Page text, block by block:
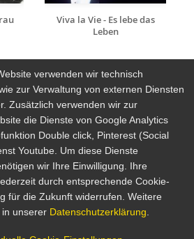
Viva la Vie - Es lebe das
Leben
verwenden wir technisch
zur Verwaltung von externen Diensten
Zusätzlich verwenden wir zur
die Dienste von Google Analytics
Double click, Pinterest (Social
Youtube. Um diese Dienste
wir Ihre Einwilligung. Ihre
durch entsprechende Cookie-
für die Zukunft widerrufen. Weitere
unserer Datenschutzerklärung